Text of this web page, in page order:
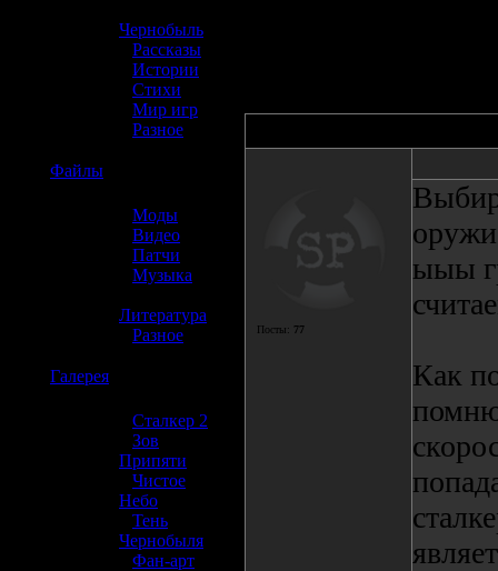
Чернобыль
Рассказы
Истории
Стихи
Мир игр
Разное
Файлы
Моды
Видео
Патчи
Музыка
Литература
Разное
Галерея
Сталкер 2
Зов
Припяти
Чистое
Небо
Тень
Чернобыля
Фан-арт
Посты: 77
ыыы
Как